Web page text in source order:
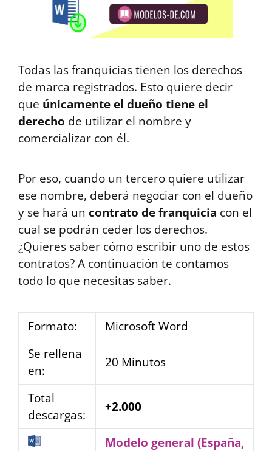
Todas las franquicias tienen los derechos
de marca registrados. Esto quiere decir
que únicamente el dueño tiene el
derecho de utilizar el nombre y
comercializar con él.
Por eso, cuando un tercero quiere utilizar
ese nombre, deberá negociar con el dueño
y se hará un contrato de franquicia con el
cual se podrán ceder los derechos.
¿Quieres saber cómo escribir uno de estos
contratos? A continuación te contamos
todo lo que necesitas saber.
Formato:
Microsoft Word
Se rellena
en:
20 Minutos
Total
descargas:
+2.000
Modelo general (España,